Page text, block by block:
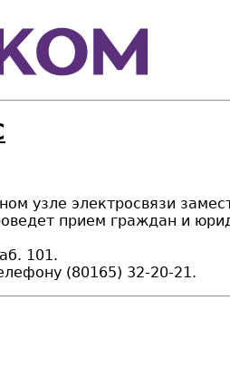
узле электросвязи
прием граждан и
101.
(80165) 32-20-21.